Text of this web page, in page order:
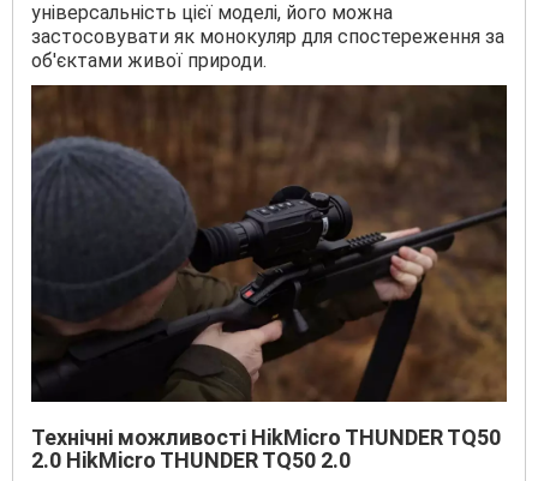
універсальність цієї моделі, його можна
застосовувати як монокуляр для спостереження за
об'єктами живої природи.
Технічні можливості HikMicro THUNDER TQ50
2.0 HikMicro THUNDER TQ50 2.0